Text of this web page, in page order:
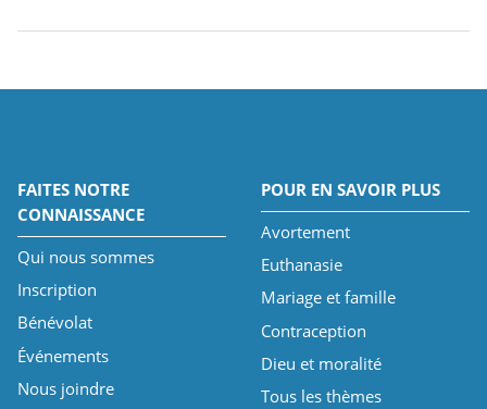
FAITES NOTRE
CONNAISSANCE
Qui nous sommes
Inscription
Bénévolat
Événements
Nous joindre
POUR EN SAVOIR PLUS
Avortement
Euthanasie
Mariage et famille
Contraception
Dieu et moralité
Tous les thèmes